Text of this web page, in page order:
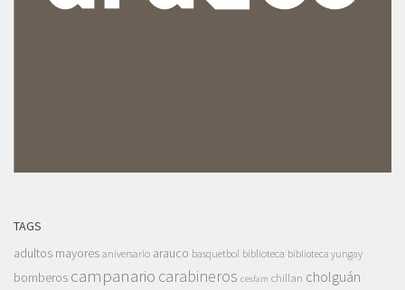
TAGS
adultos mayores aniversario arauco basquetbol biblioteca biblioteca yungay
bomberos campanario carabineros cesfam chillan cholguán